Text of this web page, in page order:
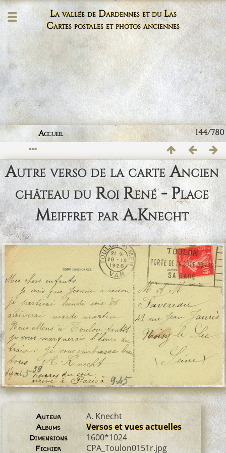
La vallée de Dardennes et du Las
Cartes postales et photos anciennes
144/780
Accueil
Autre verso de la carte Ancien
château du Roi René - Place
Meiffret par A.Knecht
Auteur A. Knecht
Albums Versos et vues actuelles
Dimensions 1600*1024
Fichier CPA_Toulon0151r.jpg